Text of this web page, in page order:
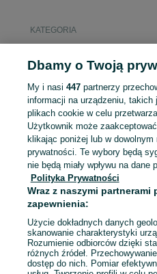
KATEGORIA
Popularne
Mapa kategorii
Mapa miejscowości
Mapa ministron
Popularne wyszukiwania
Dbamy o Twoją
My i nasi 447partnerzy
informacji na urządzeniu,
plikach cookie w celu
Użytkownik może
klikając poniżej lub w
prywatności. Te wybory będą
nie będą miały wpływu na dane
Polityka Prywatności
Wraz z naszymi partnerami
zapewnienia:
Użycie dokładnych danych
skanowanie charakterystyki
Rozumienie odbiorców dzięki
różnych źródeł.
dostęp do nich. Pomiar